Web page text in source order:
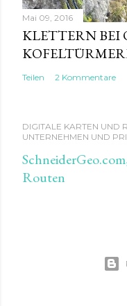
Mai 09, 2016
KLETTERN BEI
Teilen 2 Kommentare
DIGITALE KARTEN UND
UNTERNEHMEN UND
Routen